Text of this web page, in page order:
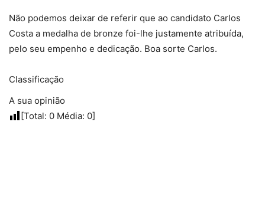
Não podemos deixar de referir que ao candidato Carlos
Costa a medalha de bronze foi-lhe justamente atribuída,
pelo seu empenho e dedicação. Boa sorte Carlos.
Classificação
A sua opinião
[Total: 0 Média: 0]